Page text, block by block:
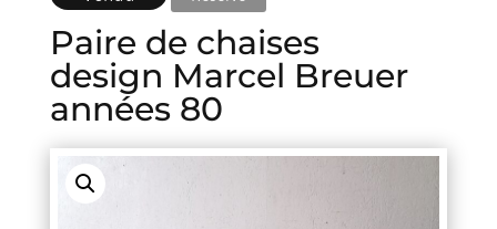
Paire de chaises
design Marcel Breuer
années 80